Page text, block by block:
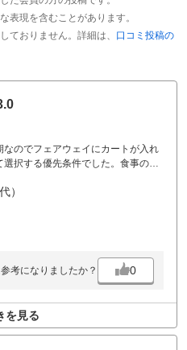
表現を含むことがあります。
ておりません。詳細は、 口コミ投稿の
のでフェアウェイにカートが入れ
択する優先条件でした。食事の質
鈍りました…残念です。改善を願い
）
考になりましたか？ 0
を見る